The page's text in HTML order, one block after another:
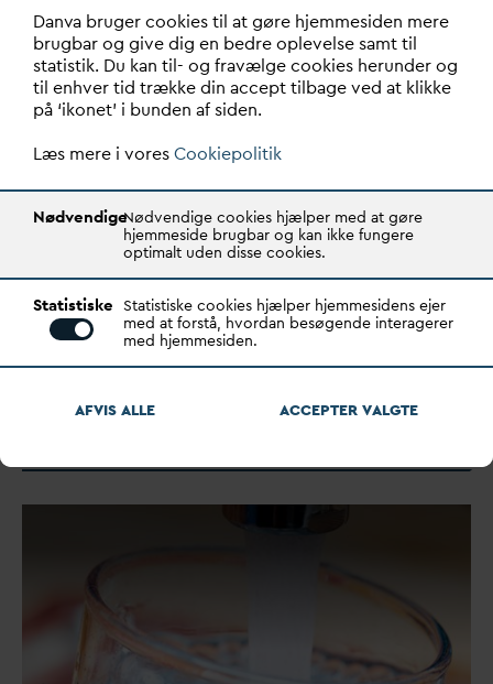
Nyt kursusforløb skal ruste
forsyningssektoren til fremtidens
krav
ansk Fjernvarme,
AC lancerer et nyt
Danva bruger cookies til at gøre hjemmesiden mere
brugbar og give dig en bedre oplevelse samt til
statistik. Du kan til- og fravælge cookies herunder og
til enhver tid trække din accept tilbage ved at klikke
på ‘ikonet’ i bunden af siden.
Læs mere i voresCookiepolitik
NødvendigeNødvendige cookies hjælper med at gøre
hjemmeside brugbar og kan ikke fungere
optimalt uden disse cookies.
Statistiske Statistiske cookies hjælper hjemmesidens ejer
med at forstå, hvordan besøgende interagerer
med hjemmesiden.
AFVIS ALLE ACCEPTERVALGTE